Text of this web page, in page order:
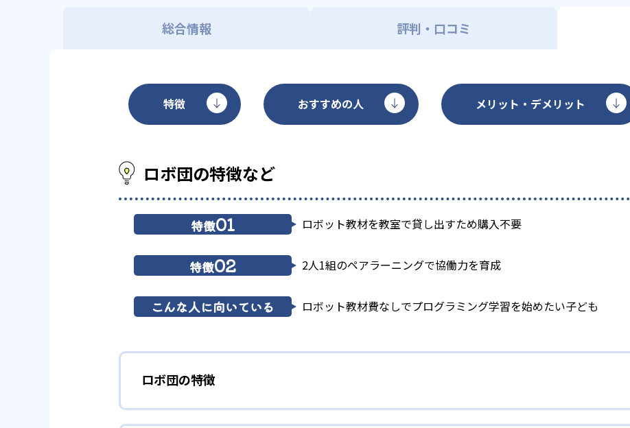
総合情報 評判・口コミ
特徴 おすすめの人 メリット・デメリット
ロボ団の特徴など
特徴01 ロボット教材を教室で貸し出すため購入不要
特徴02 2人1組のペアラーニングで協働力を育成
こんな人に向いている ロボット教材費なしでプログラミング学習を始めたい子ども
ロボ団の特徴
1 ロボット教材の購入不要